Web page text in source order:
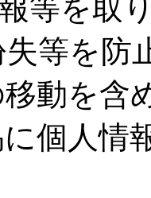
等を取
失等を防
動を含
個人情